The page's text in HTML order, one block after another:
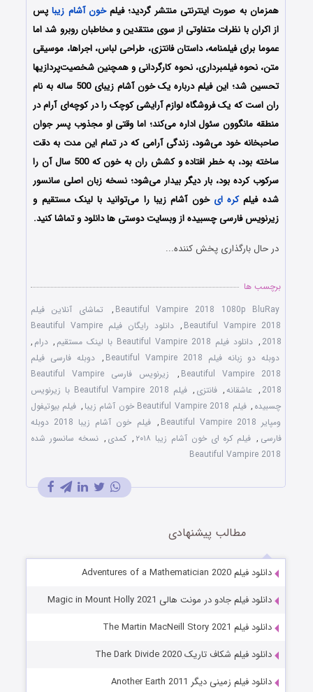
همزمان به صورت اینترنتی منتشر گردید؛ فیلمخون آشام زیباپس
از اکران با نظرات متفاوتی از سوی منتقدین و مخاطبان روبرو شد اما
عموما برای فیلمنامه، داستان فانتزی، طراحی لباس، اجراها، موسیقی
متن، نحوه فیلمبرداری، نحوه کارگردانی و همچنین شخصیت‌پردازی‎ها
تحسین شد؛ این فیلم درباره یک خون آشام زیبای 500 ساله به نام
ران است که یک فروشگاه لوازم آرایشی کوچک را در کوچه‌ای آرام در
منطقه مانگوون سئول اداره می‌کند؛ اما وقتی او مجذوب پسر جوان
صاحبخانه خود می‌شود، زندگی آرامی که در تمام این مدت به دقت
ساخته بود، به خطر افتاده و کشش ران به خون که 500 سال آن را
سرکوب کرده بود، بار دیگر بیدار می‌شود؛ نسخه زبان اصلی سانسور
شده فیلمکره ای خون آشام زیبا را می‌توانید با لینک مستقیم و
زیرنویس فارسی چسبیده از وبسایت دوستی ها دانلود و تماشا کنید.
در حال بارگذاری پخش کننده...
برچسب ها
Beautiful Vampire 2018 1080p BluRay
,
تماشای آنلاین فیلم
Beautiful Vampire 2018
,
دانلود رایگان فیلم Beautiful Vampire
2018
, دانلود فیلم Beautiful Vampire 2018 با لینک مستقیم , درام ,
دوبله دو زبانه فیلم Beautiful Vampire 2018
, دوبله فارسی فیلم
Beautiful Vampire 2018
,
زیرنویس فارسی Beautiful Vampire
2018
, عاشقانه, فانتزی ,
فیلم Beautiful Vampire 2018 با زیرنویس
چسبیده , فیلم Beautiful Vampire 2018 خون آشام زیبا , فیلم بیوتیفول
ومپایر Beautiful Vampire 2018
,
فیلم خون آشام زیبا 2018 دوبله
فارسی , فیلم کره ای خون آشام زیبا ۲۰۱۸ , کمدی , نسخه سانسور شده
Beautiful Vampire 2018
مطالب پیشنهادی
دانلود فیلم Adventures of a Mathematician 2020
دانلود فیلم جادو در مونت هالی Magic in Mount Holly 2021
دانلود فیلم The Martin MacNeill Story 2021
دانلود فیلم شکاف تاریک The Dark Divide 2020
دانلود فیلم زمینی دیگر Another Earth 2011